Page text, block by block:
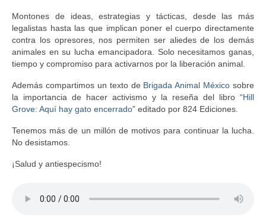
Montones de ideas, estrategias y tácticas, desde las más
legalistas hasta las que implican poner el cuerpo directamente
contra los opresores, nos permiten ser aliedes de los demás
animales en su lucha emancipadora. Solo necesitamos ganas,
tiempo y compromiso para activarnos por la liberación animal.
Además compartimos un texto de Brigada Animal México sobre
la importancia de hacer activismo y la reseña del libro “Hill
Grove: Aquí hay gato encerrado” editado por 824 Ediciones.
Tenemos más de un millón de motivos para continuar la lucha.
No desistamos.
¡Salud y antiespecismo!